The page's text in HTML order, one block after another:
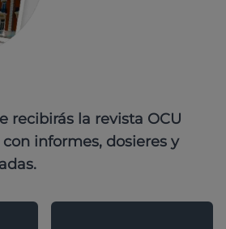
recibirás la revista OCU
informes, dosieres y